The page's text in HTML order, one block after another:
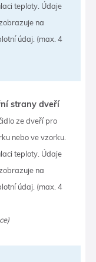
teploty. Údaje
na
údaj. (max. 4
strany dveří
ze dveří pro
nebo ve vzorku.
teploty. Údaje
na
údaj. (max. 4